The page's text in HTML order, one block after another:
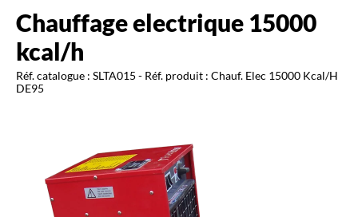
chauffage electrique 15000
kcal/h
Réf. catalogue : SLTA015 - Réf. produit : Chauf. Elec 15000 Kcal/H
DE95